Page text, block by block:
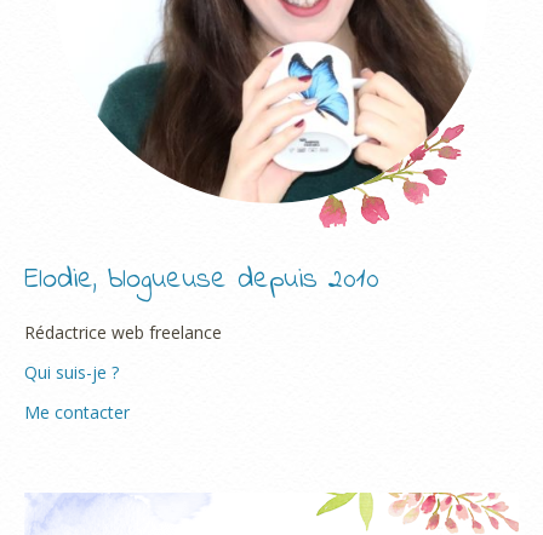
Elodie, blogueuse depuis 2010
Rédactrice web freelance
Qui suis-je ?
Me contacter